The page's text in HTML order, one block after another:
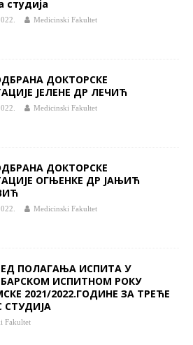
студија
Medicinski Fakultet
ДОКТОРСКЕ
ЈЕЛЕНE ДР ЛЕЧИЋ
Medicinski Fakultet
ДОКТОРСКЕ
ОГЊЕНКE ДР ЈАЊИЋ
Medicinski Fakultet
ПОЛАГАЊА ИСПИТА У
ИСПИТНОМ РОКУ
2021/2022.ГОДИНЕ ЗА ТРЕЋЕ
СТУДИЈА
Fakultet